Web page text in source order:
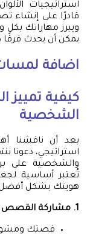
استراتيجيات
قادرًا على إنشاء
ويبرز مهاراتك بكل
يمكن أن يحدث فرقًا
اضافة
كيفية تمييز
الشخصية
بعد أن ناقشنا
استراتيجي، دعونا
والشخصية على
تُعتبر أساسية
هويتك بشكل
1. مشاركة القصص الشخصية:
قصتك